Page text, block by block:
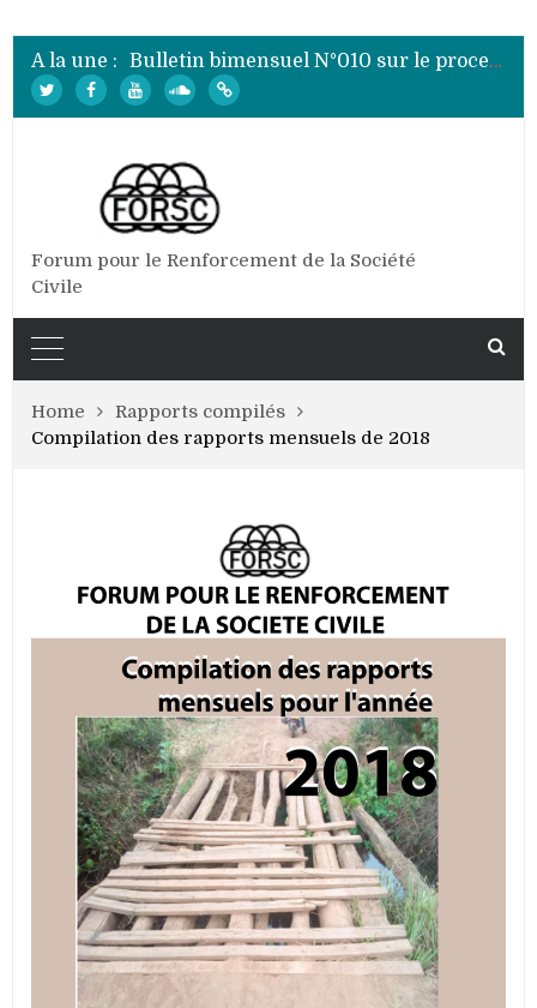
A la une :
Bulletin bimensuel N°010 sur le processus électoral de 2020 au Burundi
Bulletin bimensuel N°009 sur le processus électoral de 2020 au Burundi
Bulletin bimensuel N°007 sur le processus électoral de 2020 au Burundi
Forum pour le Renforcement de la Société
Civile
Home
Rapports compilés
Compilation des rapports mensuels de 2018